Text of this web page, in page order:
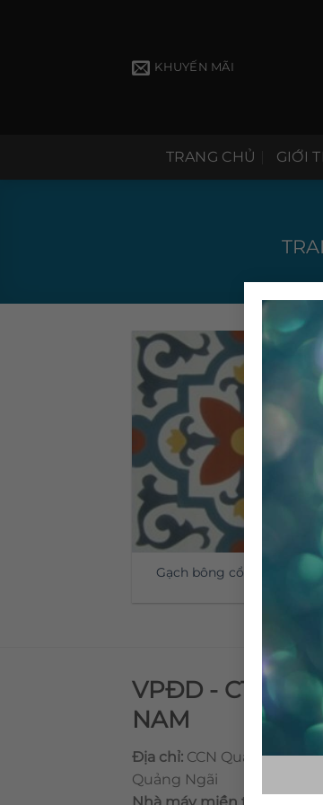
KHUYẾN MÃI
TRANG CHỦ GIỚI
Gạch bông cổ điển CTS
VPĐD - CTY
NAM
Địa chỉ: CCN Quán Lát,
Quảng Ngãi